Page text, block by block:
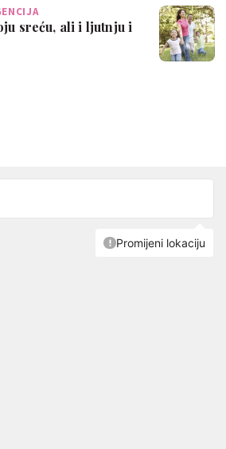
sreću, ali i ljutnju i